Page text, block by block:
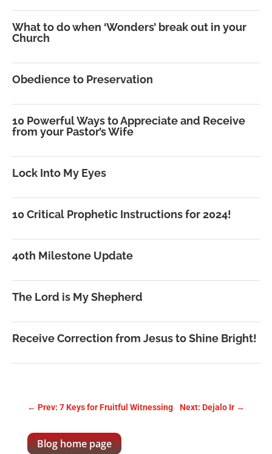
What to do when ‘Wonders’ break out in your
Church
Obedience to Preservation
10 Powerful Ways to Appreciate and Receive
from your Pastor’s Wife
Lock Into My Eyes
10 Critical Prophetic Instructions for 2024!
40th Milestone Update
The Lord is My Shepherd
Receive Correction from Jesus to Shine Bright!
← Prev: 7 Keys for Fruitful Witnessing Next: Dejalo Ir →
Blog home page